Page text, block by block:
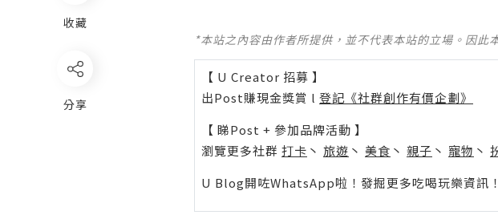
收藏
分享
*本站之內容由作者所提供，並不代表本站的立場。因
【 U Creator 招募 】
出Post賺現金獎賞 l 登記《社群創作有價企劃》
【 睇Post + 參加品牌活動 】
瀏覽更多社群 打卡 丶 旅遊 丶 美食 丶 親子 丶 寵物 丶
U Blog開咗WhatsApp啦！發掘更多吃喝玩樂資訊！